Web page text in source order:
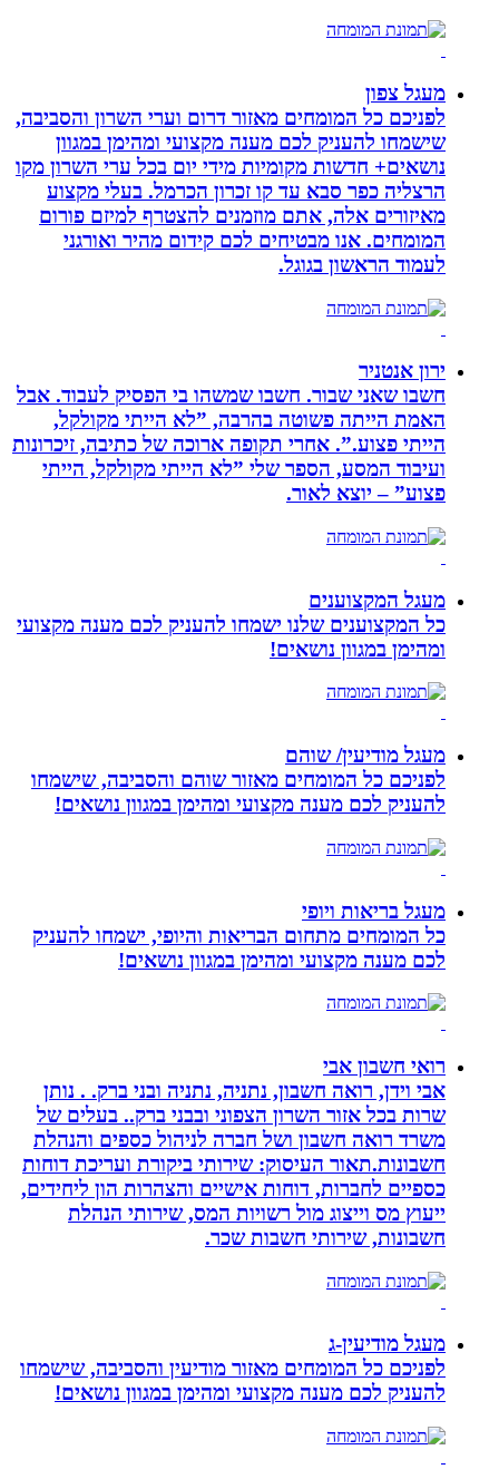
מעגל צפון
לפניכם כל המומחים מאזור דרום וערי השרון והסביבה,
שישמחו להעניק לכם מענה מקצועי ומהימן במגוון
נושאים+ חדשות מקומיות מידי יום בכל ערי השרון מקו
הרצליה כפר סבא עד קו זכרון הכרמל. בעלי מקצוע
מאיזורים אלה, אתם מוזמנים להצטרף למיזם פורום
המומחים. אנו מבטיחים לכם קידום מהיר ואורגני
לעמוד הראשון בגוגל.
ירון אנטניר
חשבו שאני שבור. חשבו שמשהו בי הפסיק לעבוד. אבל
האמת הייתה פשוטה בהרבה, ”לא הייתי מקולקל,
הייתי פצוע.”. אחרי תקופה ארוכה של כתיבה, זיכרונות
ועיבוד המסע, הספר שלי ”לא הייתי מקולקל, הייתי
פצוע” – יוצא לאור.
מעגל המקצוענים
כל המקצוענים שלנו ישמחו להעניק לכם מענה מקצועי
ומהימן במגוון נושאים!
מעגל מודיעין/ שוהם
לפניכם כל המומחים מאזור שוהם והסביבה, שישמחו
להעניק לכם מענה מקצועי ומהימן במגוון נושאים!
מעגל בריאות ויופי
כל המומחים מתחום הבריאות והיופי, ישמחו להעניק
לכם מענה מקצועי ומהימן במגוון נושאים!
רואי חשבון אבי
אבי וידן, רואה חשבון, נתניה, נתניה ובני ברק. . נותן
שרות בכל אזור השרון הצפוני ובבני ברק.. בעלים של
משרד רואה חשבון ושל חברה לניהול כספים והנהלת
חשבונות.תאור העיסוק: שירותי ביקורת ועריכת דוחות
כספיים לחברות, דוחות אישיים והצהרות הון ליחידים,
ייעוץ מס וייצוג מול רשויות המס, שירותי הנהלת
חשבונות, שירותי חשבות שכר.
מעגל מודיעין-ג
לפניכם כל המומחים מאזור מודיעין והסביבה, שישמחו
להעניק לכם מענה מקצועי ומהימן במגוון נושאים!